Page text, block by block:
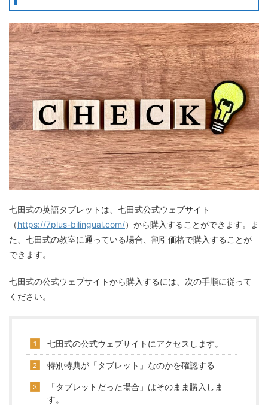
七田式の英語タブレットは、七田式公式ウェブサイト
（https://7plus-bilingual.com/）から購入することができます。ま
た、七田式の教室に通っている場合、割引価格で購入することが
できます。
七田式の公式ウェブサイトから購入するには、次の手順に従って
ください。
七田式の公式ウェブサイトにアクセスします。
特別特典が「タブレット」なのかを確認する
「タブレットだった場合」はそのまま購入しま
す。